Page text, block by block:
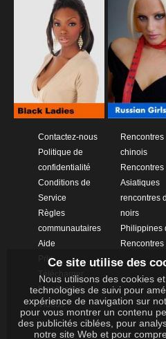
Contactez-nous
Politique de
confidentialité
Conditions de
Service
Règles
communautaires
Aide
Prix
Télécharger
l'application
Vidéos
Rencontres
chinois
Rencontres
Asiatiques
rencontres
noirs
Philippines
Rencontres
Ce site utilise des
Nous utilisons des cookies
technologies de suivi pour
expérience de navigation sur
pour vous montrer un contenu
des publicités ciblées, pour
notre site Web et pour